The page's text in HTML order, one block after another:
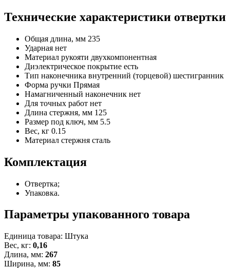
Технические характеристики отвертки
Общая длина, мм 235
Ударная нет
Материал рукояти двухкомпонентная
Диэлектрическое покрытие есть
Тип наконечника внутренний (торцевой) шестигранник
Форма ручки Прямая
Намагниченный наконечник нет
Для точных работ нет
Длина стержня, мм 125
Размер под ключ, мм 5.5
Вес, кг 0.15
Материал стержня сталь
Комплектация
Отвертка;
Упаковка.
Параметры упакованного товара
Единица товара: Штука
Вес, кг: 0,16
Длина, мм: 267
Ширина, мм: 85